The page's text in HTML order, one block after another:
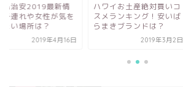
お土産絶対買いコ
ランキング！安いば
ブランドは？
2019年3月2日
航空券キャンセル払い戻
しいつまで可能？JAL国
際線国内線まとめ
2019年4月9日